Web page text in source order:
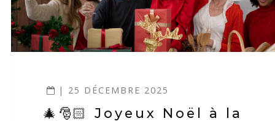
| 25 DÉCEMBRE 2025
🎄🎅🏻 Joyeux Noël à la